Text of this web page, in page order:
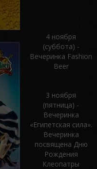
4 ноября
(суббота) -
Вечеринка Fashion
Beer
3 ноября
(пятница) -
Вечеринка
«Египетская сила».
Вечеринка
посвящена Дню
Рождения
Клеопатры